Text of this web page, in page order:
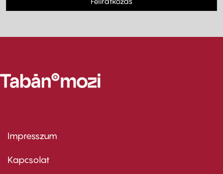
Footer
first
Impresszum
Kapcsolat